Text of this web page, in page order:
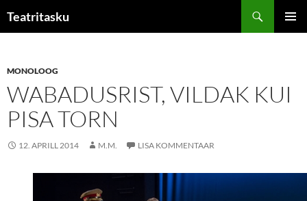
sisu
Teatritasku
MONOLOOG
WABADUSRIST, VILDAK KUI
PISA TORN
12. APRILL 2014 M.M. LISA KOMMENTAAR